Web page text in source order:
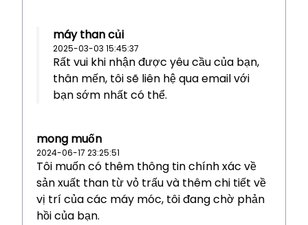
máy than củi
2025-03-03 15:45:37
Rất vui khi nhận được yêu cầu của bạn,
thân mến, tôi sẽ liên hệ qua email với
bạn sớm nhất có thể.
mong muốn
2024-06-17 23:25:51
Tôi muốn có thêm thông tin chính xác về
sản xuất than từ vỏ trấu và thêm chi tiết về
vị trí của các máy móc, tôi đang chờ phản
hồi của bạn.